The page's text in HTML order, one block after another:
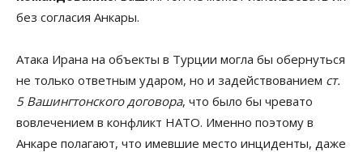
без согласия Анкары.
Атака Ирана на объекты в Турции могла бы обернуться
не только ответным ударом, но и задействованием ст.
5 Вашингтонского договора, что было бы чревато
вовлечением в конфликт НАТО. Именно поэтому в
Анкаре полагают, что имевшие место инциденты, даже